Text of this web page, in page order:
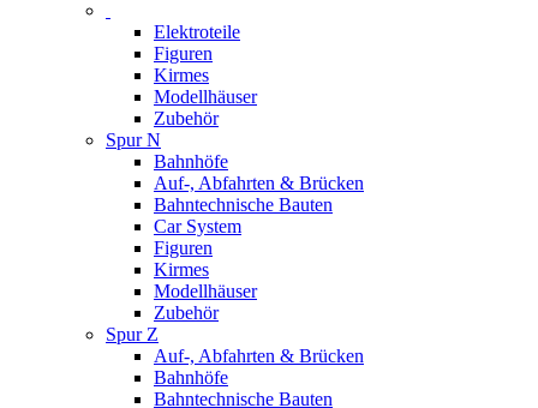
Elektroteile
Figuren
Kirmes
Modellhäuser
Zubehör
Spur N
Bahnhöfe
Auf-, Abfahrten & Brücken
Bahntechnische Bauten
Car System
Figuren
Kirmes
Modellhäuser
Zubehör
Spur Z
Auf-, Abfahrten & Brücken
Bahnhöfe
Bahntechnische Bauten